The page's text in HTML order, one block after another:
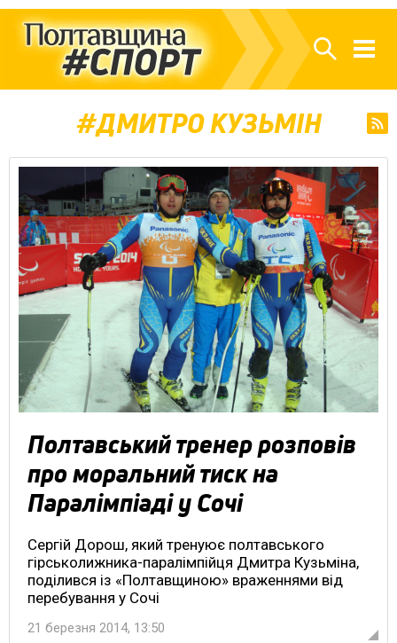
ДМИТРО КУЗЬМІН
Полтавський тренер розповів
про моральний тиск на
Паралімпіаді у Сочі
Сергій Дорош, який тренуює полтавського
гірськолижника-паралімпійця Дмитра Кузьміна,
поділився із «Полтавщиною» враженнями від
перебування у Сочі
21 березня 2014, 13:50